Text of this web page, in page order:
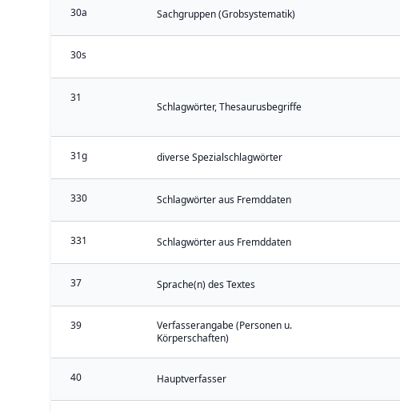
30a Sachgruppen (Grobsystematik)
30s
31
Schlagwörter, Thesaurusbegriffe
31g diverse Spezialschlagwörter
330 Schlagwörter aus Fremddaten
331 Schlagwörter aus Fremddaten
37 Sprache(n) des Textes
39
Verfasserangabe (Personen u.
Körperschaften)
40 Hauptverfasser